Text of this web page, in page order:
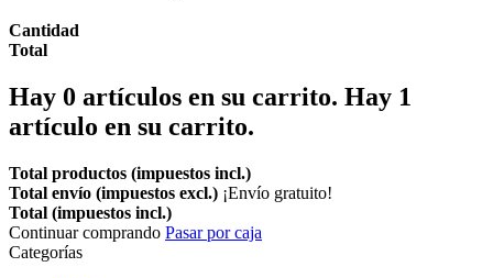
Cantidad
Total
Hay 0 artículos en su carrito. Hay 1
artículo en su carrito.
Total productos (impuestos incl.)
Total envío (impuestos excl.) ¡Envío gratuito!
Total (impuestos incl.)
Continuar comprando Pasar por caja
Categorías